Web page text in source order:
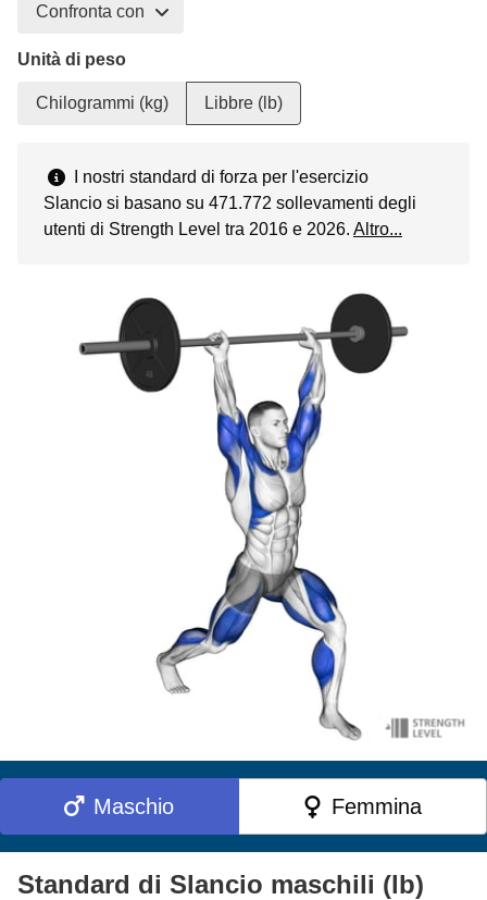
Confronta con
Unità di peso
Chilogrammi (kg) Libbre (lb)
I nostri standard di forza per l'esercizio
Slancio si basano su 471.772 sollevamenti degli
utenti di Strength Level tra 2016 e 2026. Altro...
Maschio Femmina
Standard di Slancio maschili (lb)